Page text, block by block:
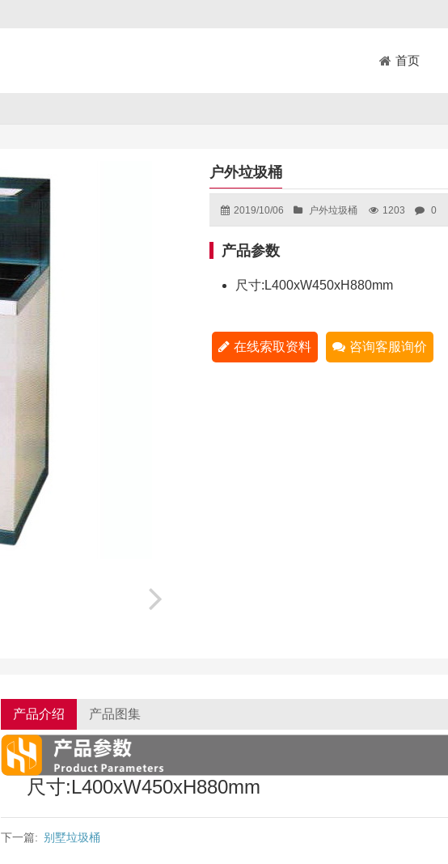
首页
户外垃圾桶
2019/10/06 户外垃圾桶 1203 0
产品参数
尺寸:L400xW450xH880mm
在线索取资料 咨询客服询价
产品介绍 产品图集
尺寸:L400xW450xH880mm
下一篇: 别墅垃圾桶